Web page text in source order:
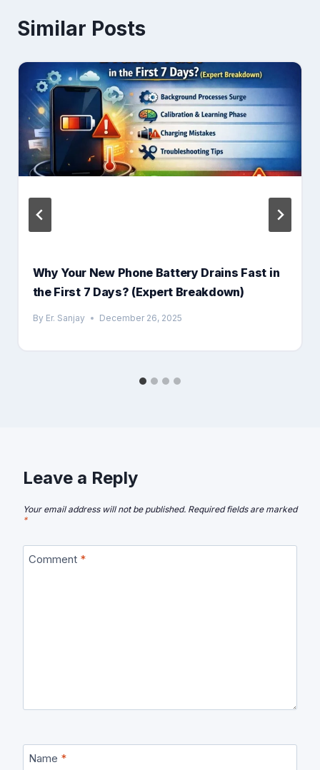
Similar Posts
Why Your New Phone Battery Drains Fast in
the First 7 Days? (Expert Breakdown)
By Er. Sanjay December 26, 2025
Leave a Reply
Your email address will not be published. Required fields are marked
*
Comment *
Name *